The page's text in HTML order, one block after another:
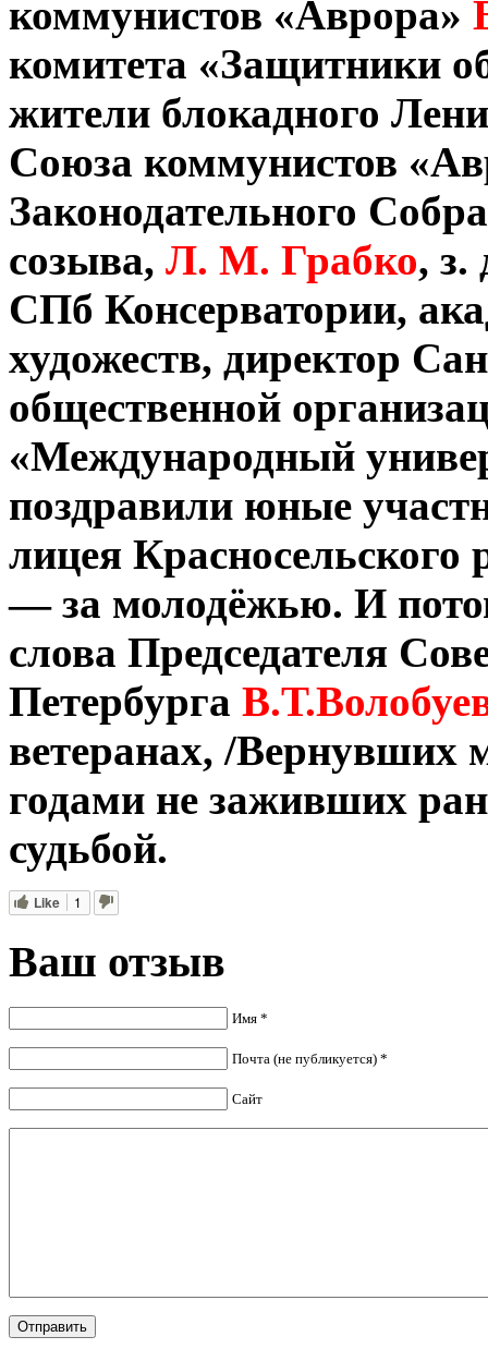
коммунистов «Аврора»
комитета «Защитники
жители блокадного
Союза коммунистов
Законодательного
созыва, Л. М. Грабко, з.
СПб Консерватории,
художеств, директор
общественной
«Международный
поздравили юные
лицея Красносельского
— за молодёжью. И
слова Председателя
Петербурга
ветеранах, /Вернувших
годами не заживших
судьбой.
Like 1
Ваш отзыв
Имя *
Почта (не публикуется) *
Сайт